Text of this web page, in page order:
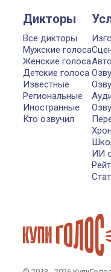
Дикторы
Все дикторы
Мужские голоса
Женские голоса
Детские голоса
Известные
Региональные
Иностранные
Кто озвучил
ИИ